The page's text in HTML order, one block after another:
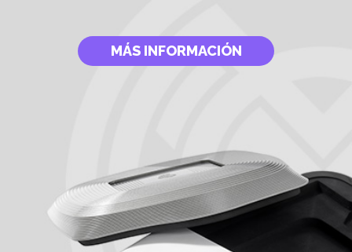
MÁS INFORMACIÓN